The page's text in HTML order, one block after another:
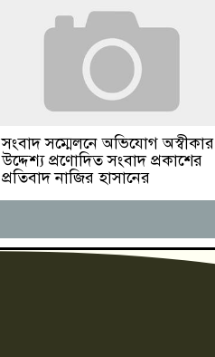
সংবাদ সম্মেলনে অভিযোগ অস্বীকার
উদ্দেশ্য প্রণোদিত সংবাদ প্রকাশের
প্রতিবাদ নাজির হাসানের